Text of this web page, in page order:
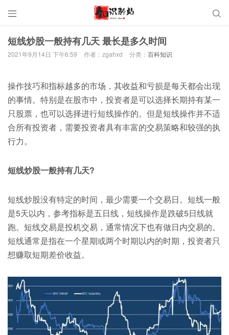
 
短线炒股一般持有几天 最长是多久时间
2021年9月14日 下午6:59 作者：zgahxd 分类： 百科知识
操作技巧和指标越多的市场，其收益和亏损是每天都会出现
的事情。特别是在股市中，投资者是可以选择长期持有某一
只股票，也可以选择进行短线操作的。但是短线操作并不适
合所有投资者，需要投资者具有丰富的交易策略和较强的执
行力。
短线炒股一般持有几天?
短线炒股没有特定的时间，最少需要一个交易日。短线一般
是5天以内，参考指标是五日线，短线操作是跌破5日线就
跑。短线交易是投机交易，通常情况下也有做日内交易的。
短线通常是指在一个星期或两个时期以内的时期，投资者只
想赚取短期差价收益。